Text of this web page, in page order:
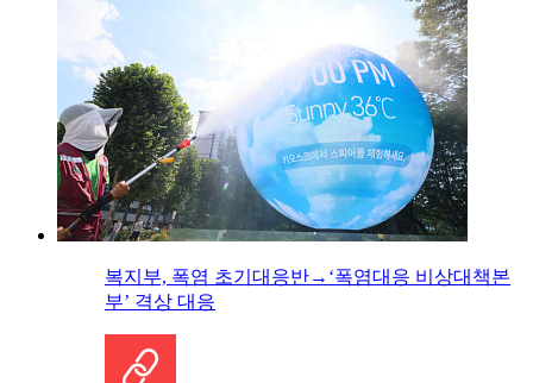
복지부, 폭염 초기대응반→‘폭염대응 비상대책본
부’ 격상 대응